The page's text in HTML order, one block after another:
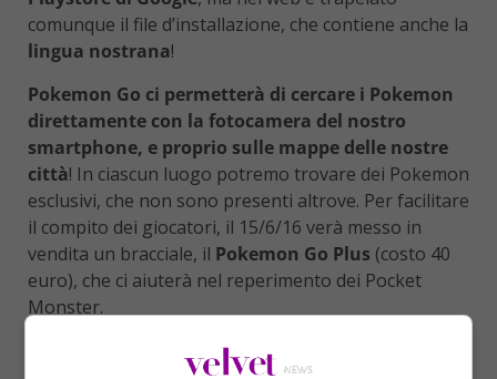
comunque il file d’installazione, che contiene anche la
lingua nostrana!
Pokemon Go ci permetterà di cercare i Pokemon
direttamente con la fotocamera del nostro
smartphone, e proprio sulle mappe delle nostre
città! In ciascun luogo potremo trovare dei Pokemon
esclusivi, che non sono presenti altrove. Per facilitare
il compito dei giocatori, il 15/6/16 verà messo in
vendita un bracciale, il Pokemon Go Plus (costo 40
euro), che ci aiuterà nel reperimento dei Pocket
Monster.
installare il file APK
basterà scaricarlo dalla